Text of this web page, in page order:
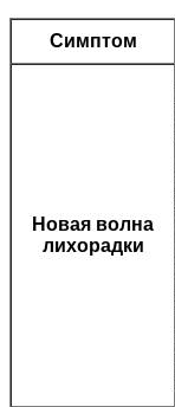
Симптом
Новая волна
лихорадки